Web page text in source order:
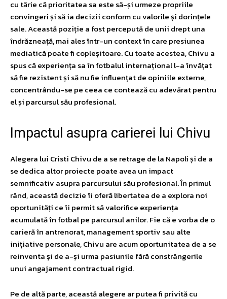
cu tărie că prioritatea sa este să-și urmeze propriile
convingeri și să ia decizii conform cu valorile și dorințele
sale. Această poziție a fost percepută de unii drept una
îndrăzneață, mai ales într-un context în care presiunea
mediatică poate fi copleșitoare. Cu toate acestea, Chivu a
spus că experiența sa în fotbalul internațional l-a învățat
să fie rezistent și să nu fie influențat de opiniile externe,
concentrându-se pe ceea ce contează cu adevărat pentru
el și parcursul său profesional.
Impactul asupra carierei lui Chivu
Alegera lui Cristi Chivu de a se retrage de la Napoli și de a
se dedica altor proiecte poate avea un impact
semnificativ asupra parcursului său profesional. În primul
rând, această decizie îi oferă libertatea de a explora noi
oportunități ce îi permit să valorifice experiența
acumulată în fotbal pe parcursul anilor. Fie că e vorba de o
carieră în antrenorat, management sportiv sau alte
inițiative personale, Chivu are acum oportunitatea de a se
reinventa și de a-și urma pasiunile fără constrângerile
unui angajament contractual rigid.
Pe de altă parte, această alegere ar putea fi privită cu